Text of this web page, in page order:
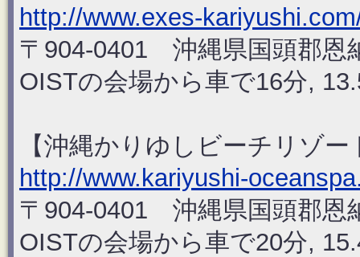
http://www.exes-
〒904-0401 沖縄県国頭郡恩
OISTの会場から車で16分,
【沖縄かりゆしビーチリゾ
http://www.kariyushi-
〒904-0401 沖縄県国頭郡恩
OISTの会場から車で20分,